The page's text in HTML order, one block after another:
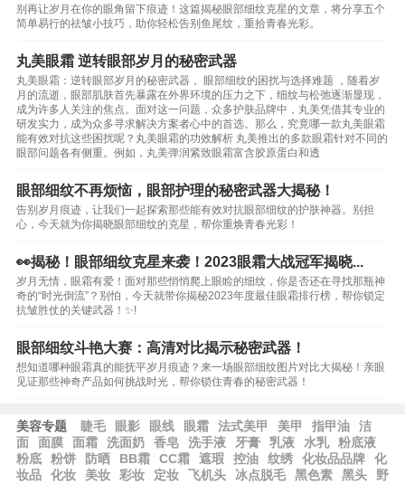
别再让岁月在你的眼角留下痕迹！这篇揭秘眼部细纹克星的文章，将分享五个
简单易行的祛皱小技巧，助你轻松告别鱼尾纹，重拾青春光彩。
丸美眼霜 逆转眼部岁月的秘密武器
丸美眼霜：逆转眼部岁月的秘密武器， 眼部细纹的困扰与选择难题 ，随着岁
月的流逝，眼部肌肤首先暴露在外界环境的压力之下，细纹与松弛逐渐显现，
成为许多人关注的焦点。面对这一问题，众多护肤品牌中，丸美凭借其专业的
研发实力，成为众多寻求解决方案者心中的首选。那么，究竟哪一款丸美眼霜
能有效对抗这些困扰呢？丸美眼霜的功效解析 丸美推出的多款眼霜针对不同的
眼部问题各有侧重。例如，丸美弹润紧致眼霜富含胶原蛋白和透
眼部细纹不再烦恼，眼部护理的秘密武器大揭秘！
告别岁月痕迹，让我们一起探索那些能有效对抗眼部细纹的护肤神器。别担
心，今天就为你揭晓眼部细纹的克星，帮你重焕青春光彩！
👀揭秘！眼部细纹克星来袭！2023眼霜大战冠军揭晓...
岁月无情，眼霜有爱！面对那些悄悄爬上眼睑的细纹，你是否还在寻找那瓶神
奇的“时光倒流”？别怕，今天就带你揭秘2023年度最佳眼霜排行榜，帮你锁定
抗皱胜仗的关键武器！✨!
眼部细纹斗艳大赛：高清对比揭示秘密武器！
想知道哪种眼霜真的能抚平岁月痕迹？来一场眼部细纹图片对比大揭秘！亲眼
见证那些神奇产品如何挑战时光，帮你锁住青春的秘密武器！
美容专题 睫毛 眼影 眼线 眼霜 法式美甲 美甲 指甲油
洁
面
面膜 面霜 洗面奶 香皂 洗手液 牙膏 乳液 水乳
粉底液
粉底
粉饼 防晒 BB霜 CC霜 遮瑕 控油 纹绣 化妆品品牌
化
妆品
化妆 美妆 彩妆 定妆 飞机头 冰点脱毛 黑色素 黑头
野